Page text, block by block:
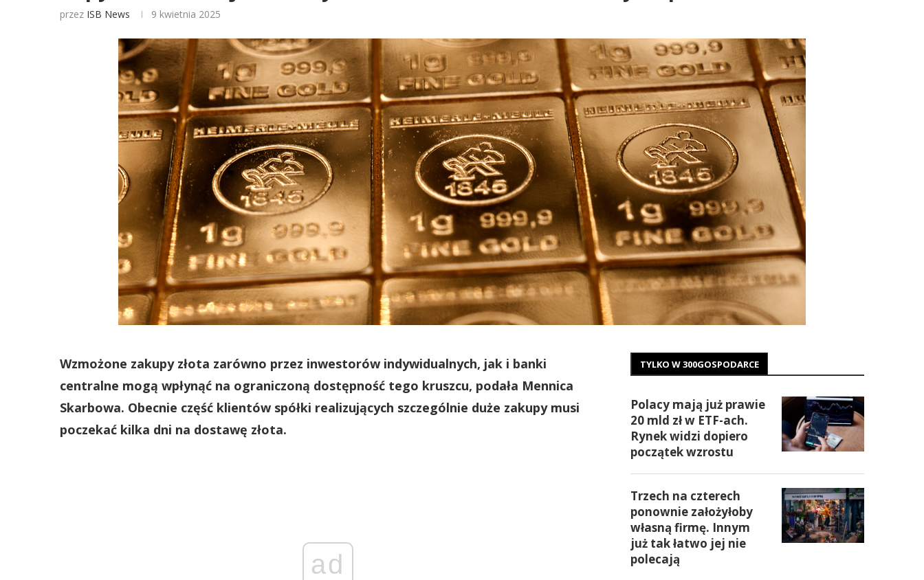
przez ISB News 9 kwietnia 2025
Wzmożone zakupy złota zarówno przez inwestorów indywidualnych, jak i banki
centralne mogą wpłynąć na ograniczoną dostępność tego kruszcu, podała Mennica
Skarbowa. Obecnie część klientów spółki realizujących szczególnie duże zakupy musi
poczekać kilka dni na dostawę złota.
ad
TYLKO W 300GOSPODARCE
Polacy mają już prawie
20 mld zł w ETF-ach.
Rynek widzi dopiero
początek wzrostu
Trzech na czterech
ponownie założyłoby
własną firmę. Innym
już tak łatwo jej nie
polecają